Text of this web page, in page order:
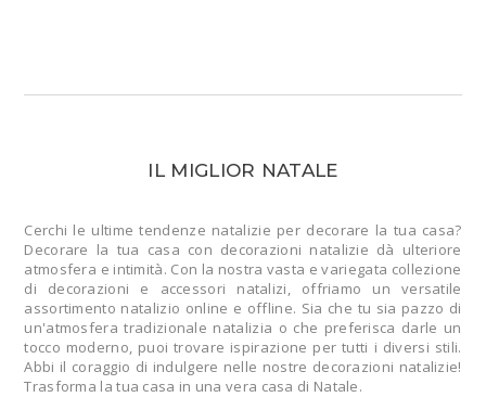
IL MIGLIOR NATALE
Cerchi le ultime tendenze natalizie per decorare la tua casa?
Decorare la tua casa con decorazioni natalizie dà ulteriore
atmosfera e intimità. Con la nostra vasta e variegata collezione
di decorazioni e accessori natalizi, offriamo un versatile
assortimento natalizio online e offline. Sia che tu sia pazzo di
un'atmosfera tradizionale natalizia o che preferisca darle un
tocco moderno, puoi trovare ispirazione per tutti i diversi stili.
Abbi il coraggio di indulgere nelle nostre decorazioni natalizie!
Trasforma la tua casa in una vera casa di Natale.